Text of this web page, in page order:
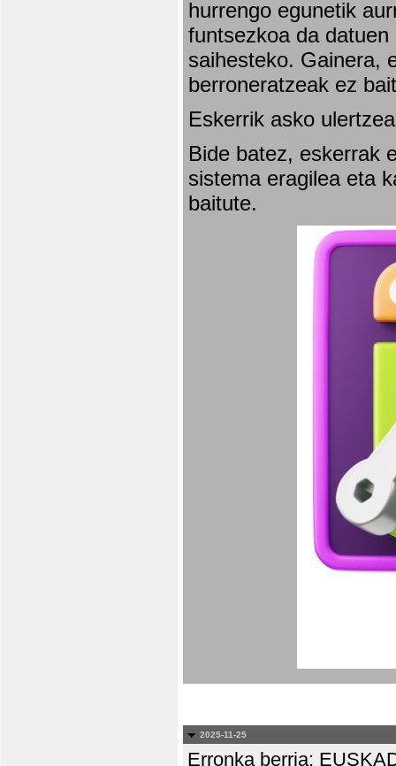
hurrengo egunetik
funtsezkoa da
saihesteko. Gainera,
berroneratzeak ez
Eskerrik asko
Bide batez, eskerrak
sistema eragilea eta
baitute.
2025-11-25
Erronka berria: